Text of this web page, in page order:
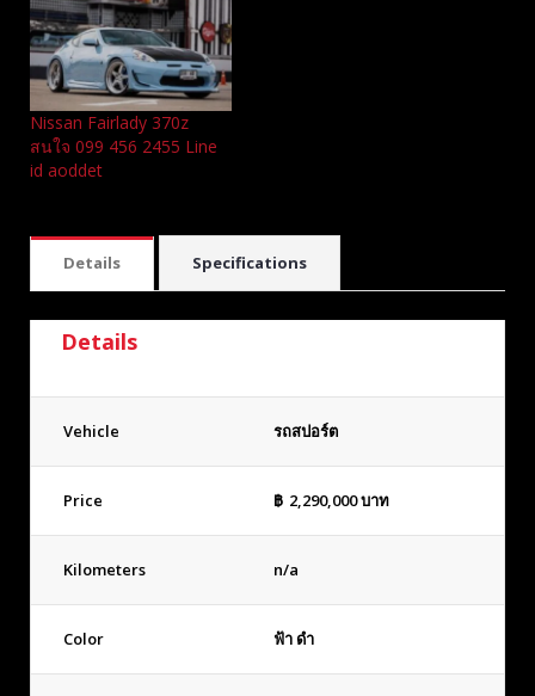
Nissan Fairlady 370z
สนใจ 099 456 2455 Line
id aoddet
Details Specifications
Details
Vehicle รถสปอร์ต
Price ฿ 2,290,000บาท
Kilometers n/a
Color ฟ้า ดำ